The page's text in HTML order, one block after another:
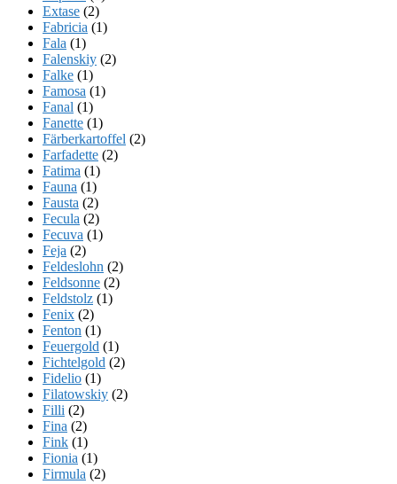
Extase (2)
Fabricia (1)
Fala (1)
Falenskiy (2)
Falke (1)
Famosa (1)
Fanal (1)
Fanette (1)
Färberkartoffel (2)
Farfadette (2)
Fatima (1)
Fauna (1)
Fausta (2)
Fecula (2)
Fecuva (1)
Feja (2)
Feldeslohn (2)
Feldsonne (2)
Feldstolz (1)
Fenix (2)
Fenton (1)
Feuergold (1)
Fichtelgold (2)
Fidelio (1)
Filatowskiy (2)
Filli (2)
Fina (2)
Fink (1)
Fionia (1)
Firmula (2)